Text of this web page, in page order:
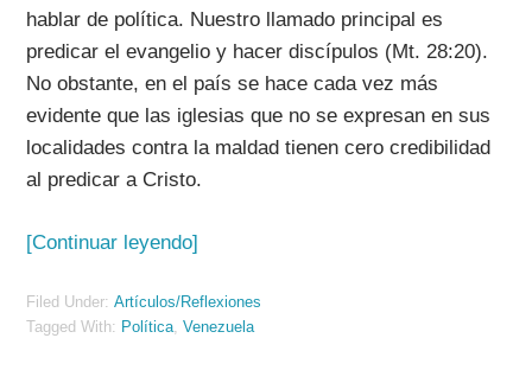
hablar de política. Nuestro llamado principal es
predicar el evangelio y hacer discípulos (Mt. 28:20).
No obstante, en el país se hace cada vez más
evidente que las iglesias que no se expresan en sus
localidades contra la maldad tienen cero credibilidad
al predicar a Cristo.
[Continuar leyendo]
Filed Under:Artículos/Reflexiones
Tagged With: Política,Venezuela